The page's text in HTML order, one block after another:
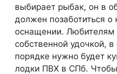
выбирает рыбак, он в
должен позаботиться о
оснащении. Любителям
собственной удочкой,
порядке нужно будет
лодки ПВХ в СПб. Чтобы